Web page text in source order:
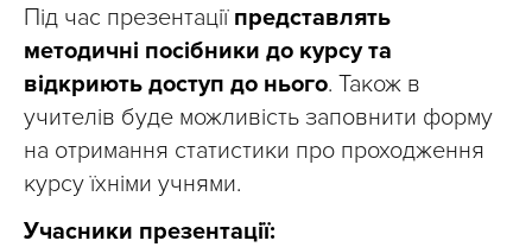
Під час презентації представлять
методичні посібники до курсу та
відкриють доступ до нього. Також в
учителів буде можливість заповнити форму
на отримання статистики про проходження
курсу їхніми учнями.
Учасники презентації: